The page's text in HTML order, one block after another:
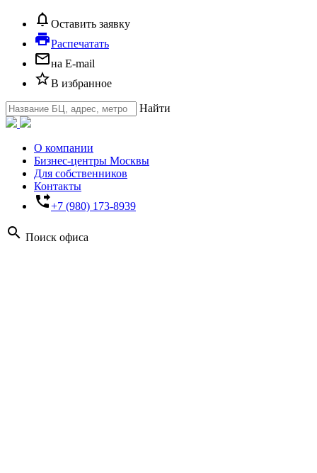
notifications_none Оставить заявку
local_printshopРаспечатать
mail_outlineна E-mail
star_borderВ избранное
Найти
О компании
Бизнес-центры Москвы
Для собственников
Контакты
phone_forwarded+7 (980) 173-8939
search Поиск офиса